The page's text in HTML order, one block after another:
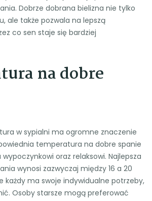
Dobrze dobrana bielizna nie tylko
ale także pozwala na lepszą
co sen staje się bardziej
na dobre
w sypialni ma ogromne znaczenie
temperatura na dobre spanie
oraz relaksowi. Najlepsza
wynosi zazwyczaj między 16 a 20
każdy ma swoje indywidualne potrzeby,
Osoby starsze mogą preferować